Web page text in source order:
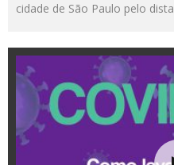
cidade de São Paulo pelo dista